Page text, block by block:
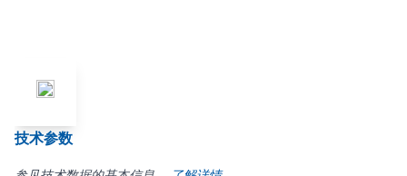
技术参数